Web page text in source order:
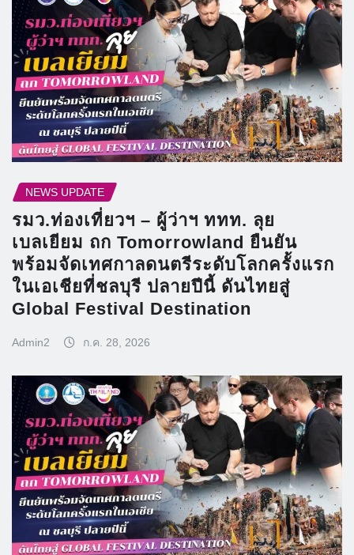
NEWS UPDATE
รมว.ท่องเที่ยวฯ – ผู้ว่าฯ ททท. ลุย
เบลเยียม ถก Tomorrowland ยืนยัน
พร้อมจัดเทศกาลดนตรีระดับโลกครั้งแรก
ในเอเชียที่ชลบุรี ปลายปีนี้ ดันไทยสู่
Global Festival Destination
Admin2 ก.ค. 28, 2026